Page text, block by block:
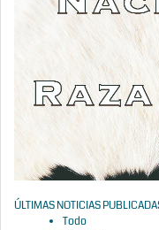
ÚLTIMAS NOTICIAS
Todo